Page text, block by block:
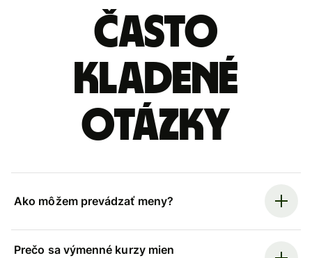
Často
kladené
otázky
Ako môžem prevádzať meny?
Prečo sa výmenné kurzy mien